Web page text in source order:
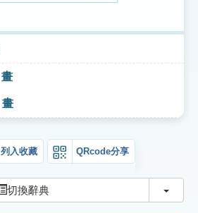
畫
畫
列入收藏 QRcode分享
切換辭典 切換